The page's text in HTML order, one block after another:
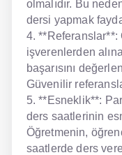
olmalıdır. Bu
dersi yapmak
4.
işverenlerden
başarısını
Güvenilir
5. **Esneklik**:
ders saatlerinin
Öğretmenin,
saatlerde ders